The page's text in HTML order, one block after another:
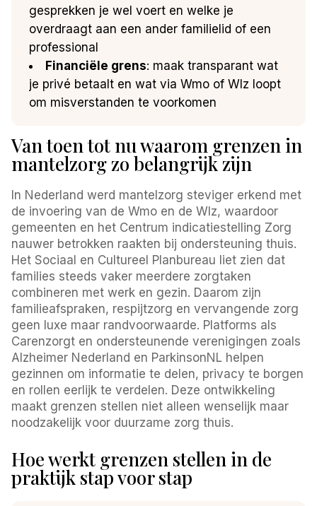
gesprekken je wel voert en welke je
overdraagt aan een ander familielid of een
professional
Financiële grens: maak transparant wat
je privé betaalt en wat via Wmo of Wlz loopt
om misverstanden te voorkomen
Van toen tot nu waarom grenzen in
mantelzorg zo belangrijk zijn
In Nederland werd mantelzorg steviger erkend met
de invoering van de Wmo en de Wlz, waardoor
gemeenten en het Centrum indicatiestelling Zorg
nauwer betrokken raakten bij ondersteuning thuis.
Het Sociaal en Cultureel Planbureau liet zien dat
families steeds vaker meerdere zorgtaken
combineren met werk en gezin. Daarom zijn
familieafspraken, respijtzorg en vervangende zorg
geen luxe maar randvoorwaarde. Platforms als
Carenzorgt en ondersteunende verenigingen zoals
Alzheimer Nederland en ParkinsonNL helpen
gezinnen om informatie te delen, privacy te borgen
en rollen eerlijk te verdelen. Deze ontwikkeling
maakt grenzen stellen niet alleen wenselijk maar
noodzakelijk voor duurzame zorg thuis.
Hoe werkt grenzen stellen in de
praktijk stap voor stap